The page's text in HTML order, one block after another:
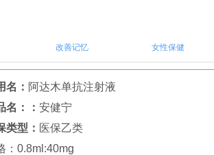
改善记忆 女性保健
名： 阿达木单抗注射液
名：： 安健宁
类型： 医保乙类
：0.8ml:40mg